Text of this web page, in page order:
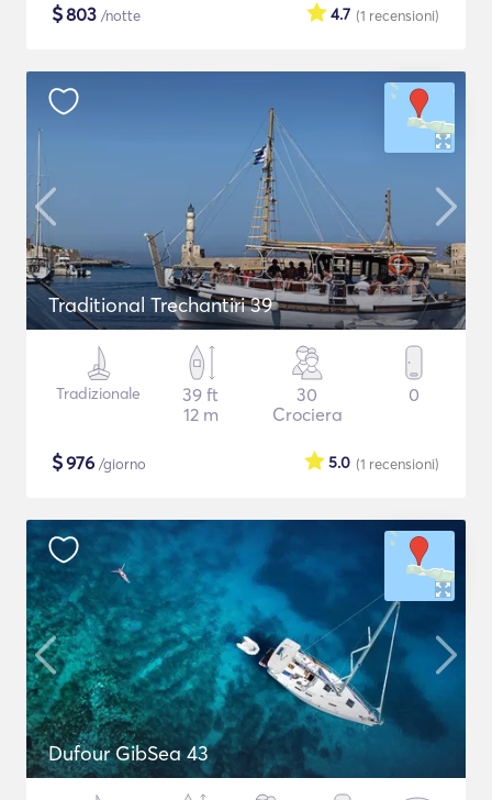
$803 /notte (1 recensioni)
4.7
Traditional Trechantiri 39
Tradizionale
39 ft
12 m
30
Crociera
0
$976 /giorno (1 recensioni)
5.0
Dufour GibSea 43